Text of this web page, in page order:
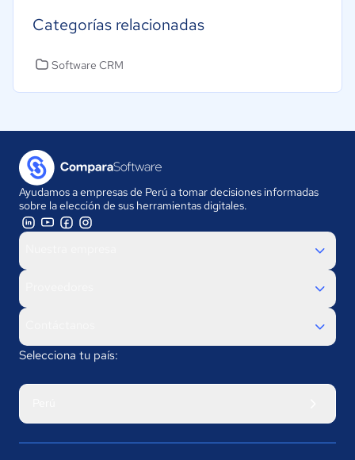
Categorías relacionadas
Software CRM
Ayudamos a empresas de Perú a tomar decisiones informadas
sobre la elección de sus herramientas digitales.
Selecciona tu país: